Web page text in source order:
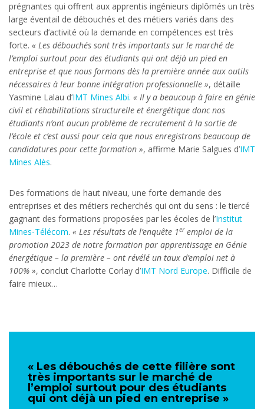
prégnantes qui offrent aux apprentis ingénieurs diplômés un très
large éventail de débouchés et des métiers variés dans des
secteurs d’activité où la demande en compétences est très
forte. « Les débouchés sont très importants sur le marché de
l’emploi surtout pour des étudiants qui ont déjà un pied en
entreprise et que nous formons dès la première année aux outils
nécessaires à leur bonne intégration professionnelle », détaille
Yasmine Lalau d’IMT Mines Albi. « Il y a beaucoup à faire en génie
civil et réhabilitations structurelle et énergétique donc nos
étudiants n’ont aucun problème de recrutement à la sortie de
l’école et c’est aussi pour cela que nous enregistrons beaucoup de
candidatures pour cette formation », affirme Marie Salgues d’IMT
Mines Alès.
Des formations de haut niveau, une forte demande des
entreprises et des métiers recherchés qui ont du sens : le tiercé
gagnant des formations proposées par les écoles de l’Institut
Mines-Télécom. « Les résultats de l’enquête 1eremploi de la
promotion 2023 de notre formation par apprentissage en Génie
énergétique – la première – ont révélé un taux d’emploi net à
100% », conclut Charlotte Corlay d’IMT Nord Europe. Difficile de
faire mieux…
« Les débouchés de cette filière sont
très importants sur le marché de
l’emploi surtout pour des étudiants
qui ont déjà un pied en entreprise »